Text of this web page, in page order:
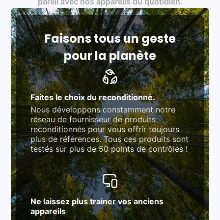
rigoureux (80 à 100 points de contrôle en
fonction des produits)
Respect des normes RAEE, RoHS, et du
référentiel QualiRepar (bonus réparation)
Faisons tous un geste
pour la planète
Faites le choix du reconditionné.
Nous développons constamment notre
réseau de fournisseur de produits
reconditionnés pour vous offrir toujours
plus de références. Tous ces produits sont
testés sur plus de 50 points de contrôles !
Ne laissez plus trainer vos anciens
appareils